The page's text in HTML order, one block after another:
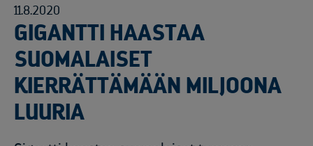
11.8.2020
GIGANTTI HAASTAA
SUOMALAISET
KIERRÄTTÄMÄÄN MILJOONA
LUURIA